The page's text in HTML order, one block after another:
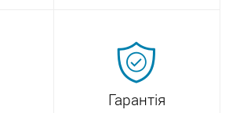
Гарантія